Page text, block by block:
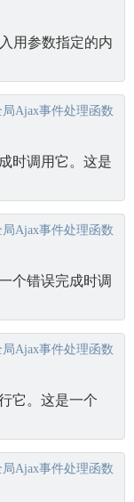
用参数指定的内
局Ajax事件处理函数
时调用它。这是
局Ajax事件处理函数
个错误完成时调
局Ajax事件处理函数
它。这是一个
局Ajax事件处理函数